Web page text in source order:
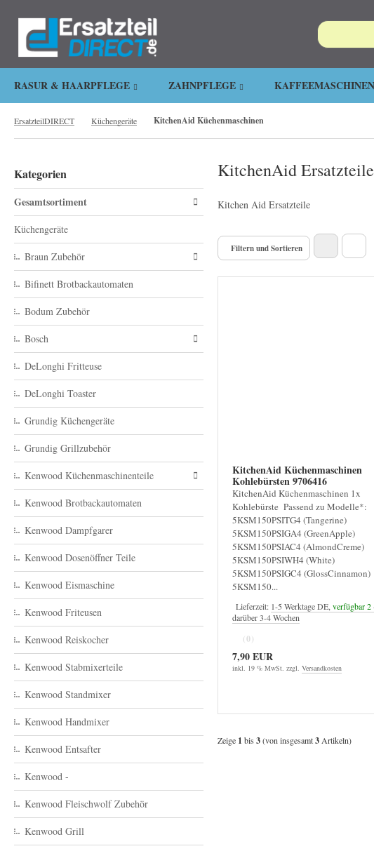
.
RASUR & HAARPFLEGE ZAHNPFLEGE KAFFEEMASCHINEN
ErsatzteilDIRECT Küchengeräte KitchenAid Küchenmaschinen
Kategorien
Gesamtsortiment
Küchengeräte
Braun Zubehör
Bifinett Brotbackautomaten
Bodum Zubehör
Bosch
DeLonghi Fritteuse
DeLonghi Toaster
Grundig Küchengeräte
Grundig Grillzubehör
Kenwood Küchenmaschinenteile
Kenwood Brotbackautomaten
Kenwood Dampfgarer
Kenwood Dosenöffner Teile
Kenwood Eismaschine
Kenwood Friteusen
Kenwood Reiskocher
Kenwood Stabmixerteile
Kenwood Standmixer
Kenwood Handmixer
Kenwood Entsafter
Kenwood -
Kenwood Fleischwolf Zubehör
Kenwood Grill
KitchenAid
Kitchen Aid Ersatzteile
Filtern und Sortieren
KitchenAid Küchenmaschinen
Kohlebürsten 9706416
KitchenAid Küchenmaschinen 1x
Kohlebürste Passend zu Modelle*:
5KSM150PSITG4 (Tangerine)
5KSM150PSIGA4 (GreenApple)
5KSM150PSIAC4 (AlmondCreme)
5KSM150PSIWH4 (White)
5KSM150PSIGC4 (GlossCinnamon)
5KSM150...
Lieferzeit: 1-5 Werktage DE,verfügbar 2
darüber 3-4 Wochen
(0)
7,90 EUR
inkl. 19 % MwSt. zzgl. Versandkosten
Zeige 1 bis 3(von insgesamt3Artikeln)